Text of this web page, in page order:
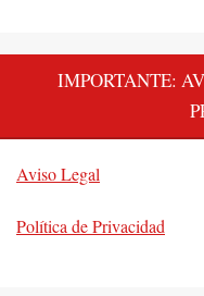
IMPORTANTE:
Aviso Legal
Política de Privacidad